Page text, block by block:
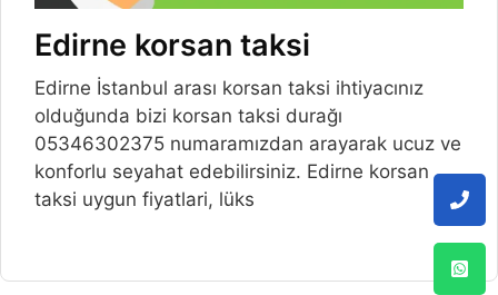
Edirne korsan taksi
Edirne İstanbul arası korsan taksi ihtiyacınız
olduğunda bizi korsan taksi durağı
05346302375 numaramızdan arayarak ucuz ve
konforlu seyahat edebilirsiniz. Edirne korsan
taksi uygun fiyatlari, lüks